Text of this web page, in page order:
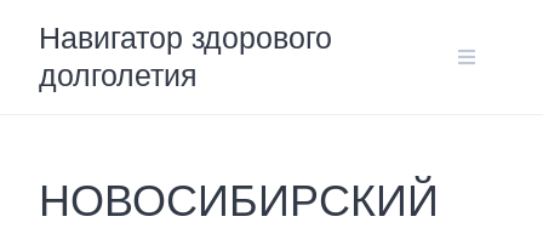
content
Навигатор здорового
долголетия
НОВОСИБИРСКИЙ